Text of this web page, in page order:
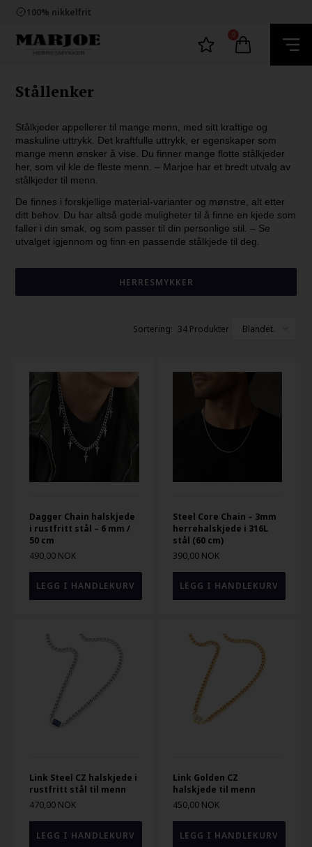
Levering 2-4 dage fra DK
Trygg E-Handel
100% nikkelfrit
0
Stållenker
Stålkjeder appellerer til mange menn, med sitt kraftige og
maskuline uttrykk. Det kraftfulle uttrykk, er egenskaper som
mange menn ønsker å vise. Du finner mange flotte stålkjeder
her, som vil kle de fleste menn. – Marjoe har et bredt utvalg av
stålkjeder til menn.
De finnes i forskjellige material-varianter og mønstre, alt etter
ditt behov. Du har altså gode muligheter til å finne en kjede som
faller i din smak, og som passer til din personlige stil. – Se
utvalget igjennom og finn en passende stålkjede til deg.
HERRESMYKKER
34 Produkter
Dagger Chain halskjede
i rustfritt stål – 6 mm /
50 cm
490,00 NOK
Steel Core Chain – 3mm
herrehalskjede i 316L
stål (60 cm)
390,00 NOK
Link Steel CZ halskjede i
rustfritt stål til menn
470,00 NOK
Link Golden CZ
halskjede til menn
450,00 NOK